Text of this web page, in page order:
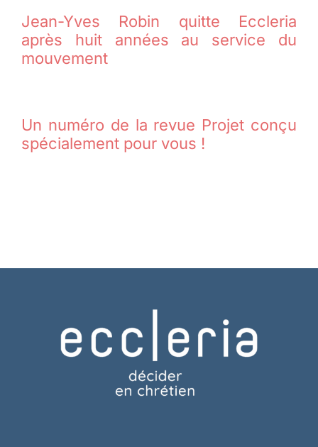
Jean-Yves Robin quitte Eccleria
après huit années au service du
mouvement
Un numéro de la revue Projet conçu
spécialement pour vous !